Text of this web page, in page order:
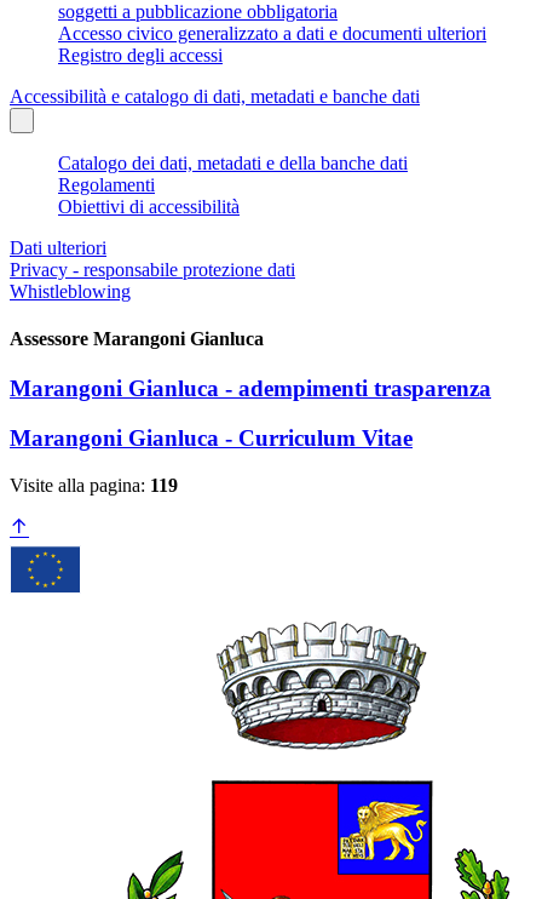
soggetti a pubblicazione obbligatoria
Accesso civico generalizzato a dati e documenti ulteriori
Registro degli accessi
Accessibilità e catalogo di dati, metadati e banche dati
Catalogo dei dati, metadati e della banche dati
Regolamenti
Obiettivi di accessibilità
Dati ulteriori
Privacy - responsabile protezione dati
Whistleblowing
Assessore Marangoni Gianluca
Marangoni Gianluca - adempimenti trasparenza
Marangoni Gianluca - Curriculum Vitae
Visite alla pagina: 119